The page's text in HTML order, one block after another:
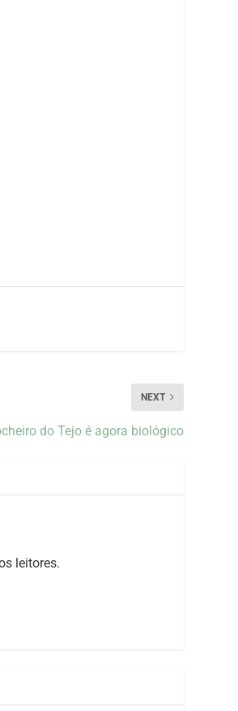
NEXT
do Tejo é agora biológico
leitores.